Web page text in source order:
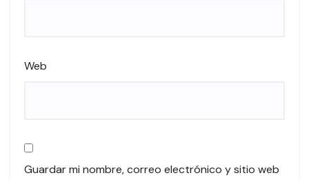
Web
Guardar mi nombre, correo electrónico y sitio web